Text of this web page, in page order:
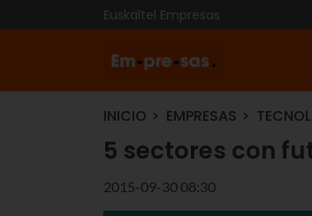
Euskaltel Empresas
INICIO EMPRESAS
5 sectores con
2015-09-30 08:30